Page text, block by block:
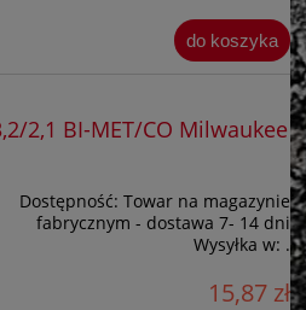
do koszyka
2,1 BI-MET/CO Milwaukee
Dostępność: Towar na magazynie
fabrycznym - dostawa 7- 14 dni
Wysyłka w: .
15,87 zł